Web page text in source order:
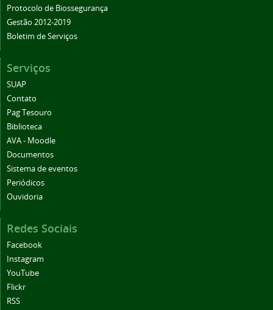
Protocolo de Biossegurança
Gestão 2012-2019
Boletim de Serviços
Serviços
SUAP
Contato
Pag Tesouro
Biblioteca
AVA - Moodle
Documentos
Sistema de eventos
Periódicos
Ouvidoria
Redes Sociais
Facebook
Instagram
YouTube
Flickr
RSS